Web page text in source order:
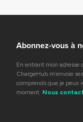
Abonnez-vous à
En entrant mon adresse
ChargeHub m’envoie
comprends que je peux
moment. Nous